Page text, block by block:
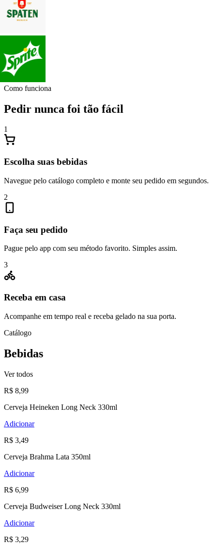
Como funciona
Pedir nunca foi tão fácil
1
Escolha suas bebidas
Navegue pelo catálogo completo e monte seu pedido em segundos.
2
Faça seu pedido
Pague pelo app com seu método favorito. Simples assim.
3
Receba em casa
Acompanhe em tempo real e receba gelado na sua porta.
Catálogo
Bebidas
Ver todos
R$ 8,99
Cerveja Heineken Long Neck 330ml
Adicionar
R$ 3,49
Cerveja Brahma Lata 350ml
Adicionar
R$ 6,99
Cerveja Budweiser Long Neck 330ml
Adicionar
R$ 3,29